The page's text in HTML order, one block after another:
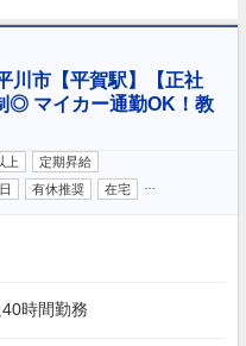
川市【平賀駅】【正社
◎ マイカー通勤OK！教
上
定期昇給
有休推奨 在宅
時間勤務